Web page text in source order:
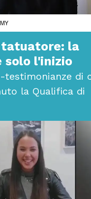
la
solo l'inizio
testimonianze di
la Qualifica di